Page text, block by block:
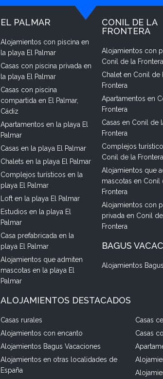
EL PALMAR
Alojamientos con piscina en
la playa El Palmar
Casas con piscina privada en
la playa El Palmar
Casas con piscina
compartida en El Palmar,
Cádiz
Apartamentos en la playa El
Palmar
Casas en la playa El Palmar
Chalets en la playa El Palmar
Complejos turísticos en la
playa El Palmar
Loft en la playa El Palmar
Estudios en la playa El
Palmar
Casa prefabricada en la
playa El Palmar
Alojamientos que admiten
mascotas en la playa El
Palmar
CONIL DE LA
FRONTERA
Alojamientos con
Conil de la Frontera
Chalet en Conil de
Frontera
Apartamentos en
Frontera
Casas en Conil de
Frontera
Complejos
Conil de la Frontera
Alojamientos que
mascotas en Conil
Frontera
Alojamientos con
privada en Conil
Frontera
BAGUS
Alojamientos Bagus
ALOJAMIENTOS DESTACADOS
Casas rurales
Alojamientos con encanto
Alojamientos Bagus Vacaciones
Alojamientos en otras localidades de
España
Casas
Casas